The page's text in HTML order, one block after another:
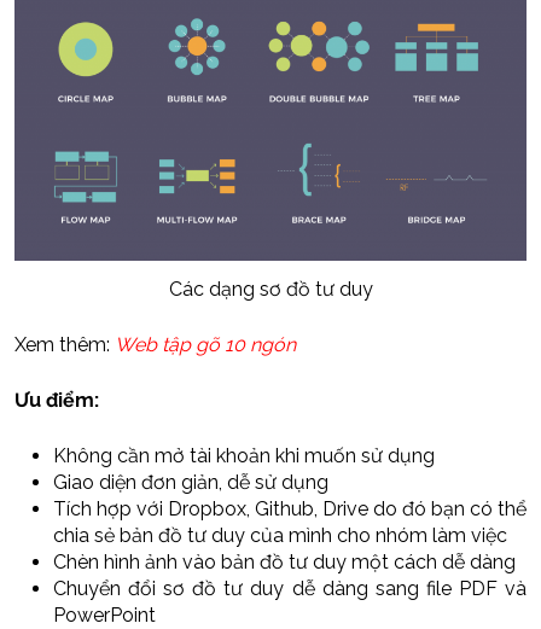
Các dạng sơ đồ tư duy
Xem thêm: Web tập gõ 10 ngón
Ưu điểm:
Không cần mở tài khoản khi muốn sử dụng
Giao diện đơn giản, dễ sử dụng
Tích hợp với Dropbox, Github, Drive do đó bạn có thể
chia sẻ bản đồ tư duy của mình cho nhóm làm việc
Chèn hình ảnh vào bản đồ tư duy một cách dễ dàng
Chuyển đổi sơ đồ tư duy dễ dàng sang file PDF và
PowerPoint